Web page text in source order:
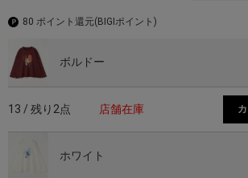
80 ポイント還元(BIGIポイント)
ボルドー
13 / 残り2点 店舗在庫
ホワイト